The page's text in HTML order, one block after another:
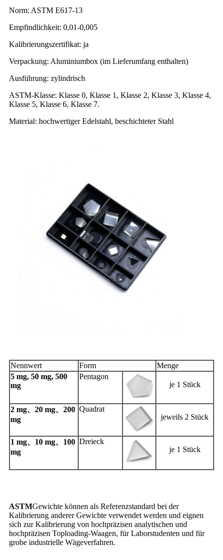
Norm: ASTM E617-13
Empfindlichkeit: 0,01-0,005
Kalibrierungszertifikat: ja
Verpackung: Aluminiumbox (im Lieferumfang enthalten)
Ausführung: zylindrisch
ASTM-Klasse: Klasse 0, Klasse 1, Klasse 2, Klasse 3, Klasse 4,
Klasse 5, Klasse 6, Klasse 7.
Material: hochwertiger Edelstahl, beschichteter Stahl
Nennwert Form
Menge
5 mg, 50 mg, 500
mg
Pentagon
je 1 Stück
2 mg、 20 mg、 200
mg
Quadrat
jeweils 2 Stück
1 mg、 10 mg、 100
mg
Dreieck
je 1 Stück
ASTMGewichte können als Referenzstandard bei der
Kalibrierung anderer Gewichte verwendet werden und eignen
sich zur Kalibrierung von hochpräzisen analytischen und
hochpräzisen Toploading-Waagen, für Laborstudenten und für
grobe industrielle Wägeverfahren.